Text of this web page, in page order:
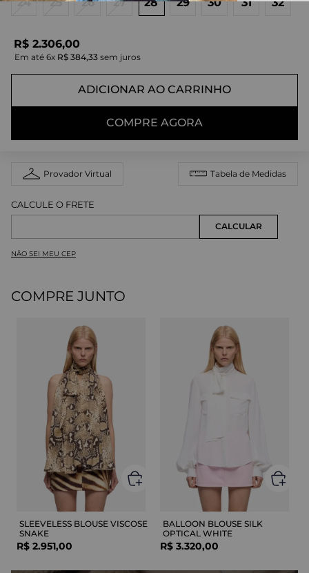
R$ 2.306,00
Em até 6x R$ 384,33 sem juros
ADICIONAR AO CARRINHO
COMPRE AGORA
Provador Virtual Tabela de Medidas
NÃO SEI MEU CEP
COMPRE JUNTO
SLEEVELESS BLOUSE VISCOSE
SNAKE
R$ 2.951,00
BALLOON BLOUSE SILK
OPTICAL WHITE
R$ 3.320,00